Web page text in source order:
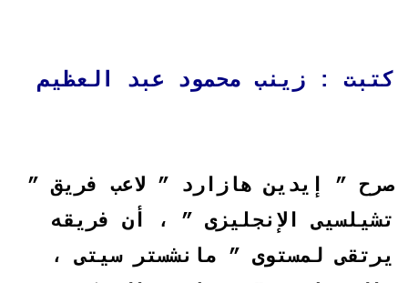
كتبت : زينب محمود عبد العظيم
صرح ” إيدين هازارد ” لاعب فريق ”
تشيلسيى الإنجليزى ” ، أن فريقه
يرتقى لمستوى ” مانشستر سيتى ،